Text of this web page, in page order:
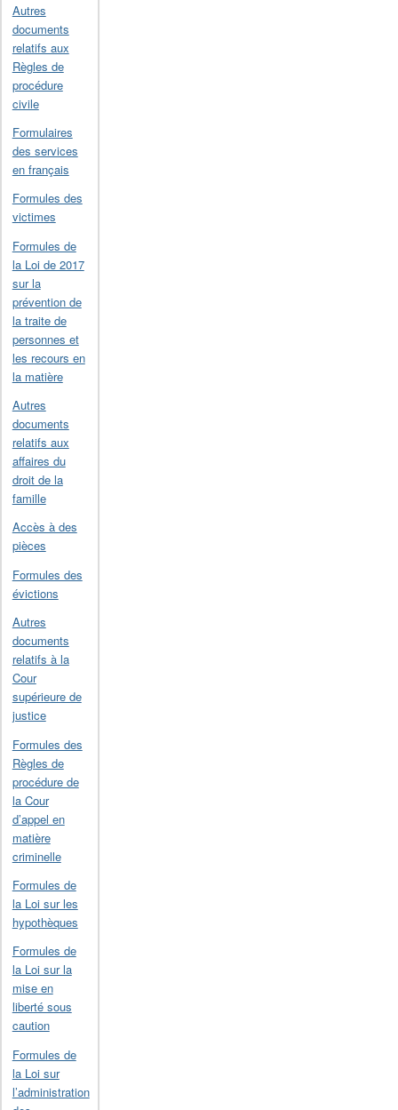
Autres
documents
relatifs aux
Règles de
procédure
civile
Formulaires
des services
en français
Formules des
victimes
Formules de
la Loi de 2017
sur la
prévention de
la traite de
personnes et
les recours en
la matière
Autres
documents
relatifs aux
affaires du
droit de la
famille
Accès à des
pièces
Formules des
évictions
Autres
documents
relatifs à la
Cour
supérieure de
justice
Formules des
Règles de
procédure de
la Cour
d’appel en
matière
criminelle
Formules de
la Loi sur les
hypothèques
Formules de
la Loi sur la
mise en
liberté sous
caution
Formules de
la Loi sur
l’administration